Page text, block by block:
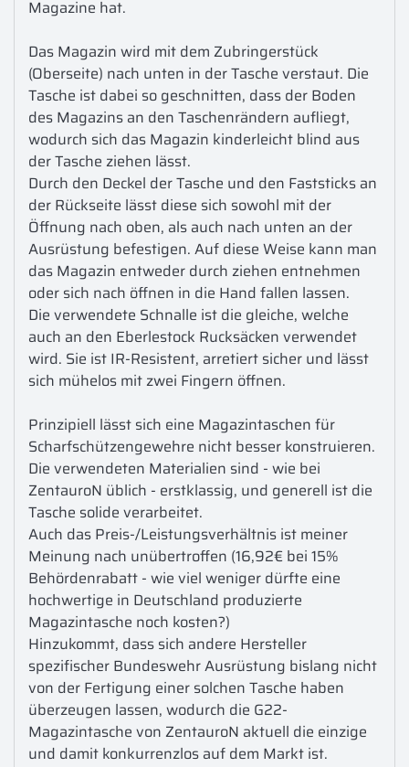
Magazine hat.
Das Magazin wird mit dem Zubringerstück
(Oberseite) nach unten in der Tasche verstaut. Die
Tasche ist dabei so geschnitten, dass der Boden
des Magazins an den Taschenrändern aufliegt,
wodurch sich das Magazin kinderleicht blind aus
der Tasche ziehen lässt.
Durch den Deckel der Tasche und den Faststicks an
der Rückseite lässt diese sich sowohl mit der
Öffnung nach oben, als auch nach unten an der
Ausrüstung befestigen. Auf diese Weise kann man
das Magazin entweder durch ziehen entnehmen
oder sich nach öffnen in die Hand fallen lassen.
Die verwendete Schnalle ist die gleiche, welche
auch an den Eberlestock Rucksäcken verwendet
wird. Sie ist IR-Resistent, arretiert sicher und lässt
sich mühelos mit zwei Fingern öffnen.
Prinzipiell lässt sich eine Magazintaschen für
Scharfschützengewehre nicht besser konstruieren.
Die verwendeten Materialien sind - wie bei
ZentauroN üblich - erstklassig, und generell ist die
Tasche solide verarbeitet.
Auch das Preis-/Leistungsverhältnis ist meiner
Meinung nach unübertroffen (16,92€ bei 15%
Behördenrabatt - wie viel weniger dürfte eine
hochwertige in Deutschland produzierte
Magazintasche noch kosten?)
Hinzukommt, dass sich andere Hersteller
spezifischer Bundeswehr Ausrüstung bislang nicht
von der Fertigung einer solchen Tasche haben
überzeugen lassen, wodurch die G22-
Magazintasche von ZentauroN aktuell die einzige
und damit konkurrenzlos auf dem Markt ist.